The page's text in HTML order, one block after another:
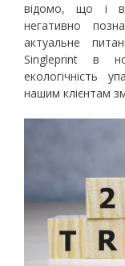
відомо, що і
негативно
актуальне
Singleprint в
екологічність
нашим клієнтам